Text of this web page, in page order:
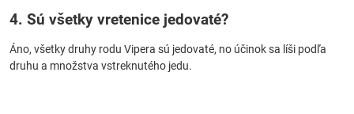
4. Sú všetky vretenice jedovaté?
Áno, všetky druhy rodu Vipera sú jedovaté, no účinok sa líši podľa
druhu a množstva vstreknutého jedu.